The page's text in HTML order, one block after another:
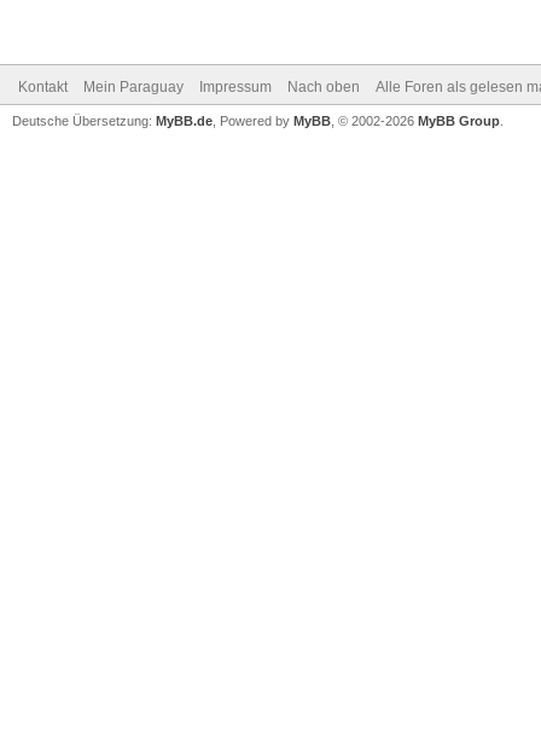
Kontakt Mein Paraguay Impressum Nach oben Alle Foren als gelesen
Deutsche Übersetzung: MyBB.de , Powered by MyBB , © 2002-2026 MyBB Group